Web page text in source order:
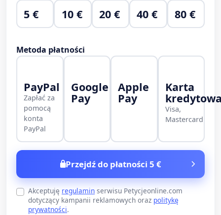
5 € 10 € 20 € 40 € 80 €
Metoda płatności
PayPal
Zapłać za
pomocą
konta
PayPal
Google
Pay
Apple
Pay
Karta
Visa,
Mastercard
Przejdź do płatności 5 €
Akceptuję regulamin serwisu Petycjeonline.com
dotyczący kampanii reklamowych oraz politykę
prywatności.